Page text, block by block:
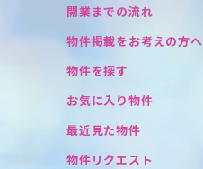
開業までの流れ
物件掲載をお考えの方へ
物件を探す
お気に入り物件
最近見た物件
物件リクエスト